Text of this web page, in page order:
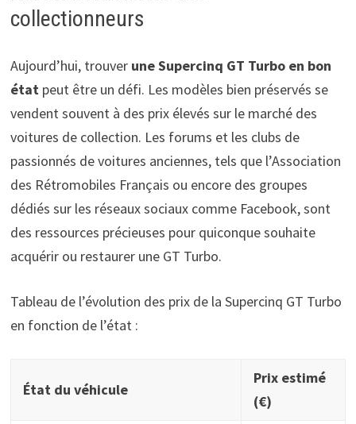
collectionneurs
Aujourd’hui, trouver une Supercinq GT Turbo en bon
étatpeut être un défi. Les modèles bien préservés se
vendent souvent à des prix élevés sur le marché des
voitures de collection. Les forums et les clubs de
passionnés de voitures anciennes, tels que l’Association
des Rétromobiles Français ou encore des groupes
dédiés sur les réseaux sociaux comme Facebook, sont
des ressources précieuses pour quiconque souhaite
acquérir ou restaurer une GT Turbo.
Tableau de l’évolution des prix de la Supercinq GT Turbo
en fonction de l’état :
État du véhicule
Prix estimé
(€)